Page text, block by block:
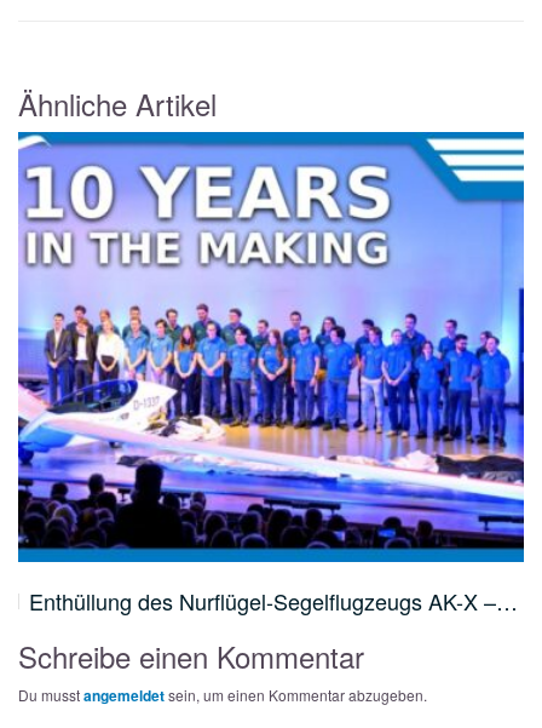
Ähnliche Artikel
Enthüllung des Nurflügel-Segelflugzeugs AK-X –…
Schreibe einen Kommentar
Du musstangemeldetsein, um einen Kommentar abzugeben.